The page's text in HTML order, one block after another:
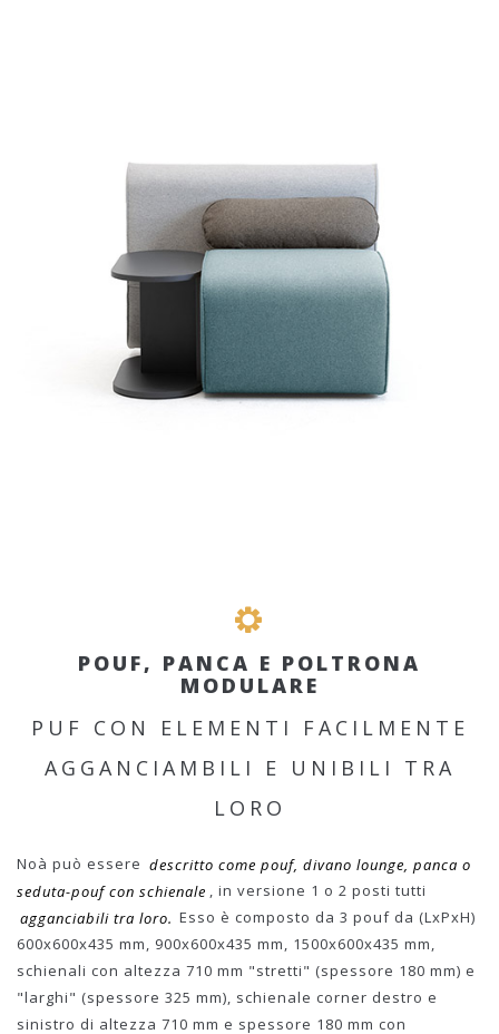
POUF, PANCA E POLTRONA
MODULARE
PUF CON ELEMENTI FACILMENTE
AGGANCIAMBILI E UNIBILI TRA
LORO
Noà può essere descritto come pouf, divano lounge, panca o
seduta-pouf con schienale , in versione 1 o 2 posti tutti
agganciabili tra loro. Esso è composto da 3 pouf da (LxPxH)
600x600x435 mm, 900x600x435 mm, 1500x600x435 mm,
schienali con altezza 710 mm "stretti" (spessore 180 mm) e
"larghi" (spessore 325 mm), schienale corner destro e
sinistro di altezza 710 mm e spessore 180 mm con